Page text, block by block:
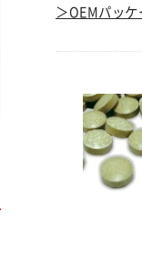
＞OEMパッ